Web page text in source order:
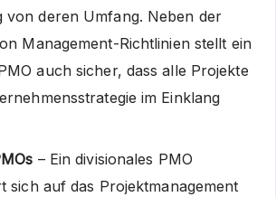
von deren Umfang. Neben der
Management-Richtlinien stellt ein
auch sicher, dass alle Projekte
im Einklang
– Ein divisionales PMO
sich auf das Projektmanagement